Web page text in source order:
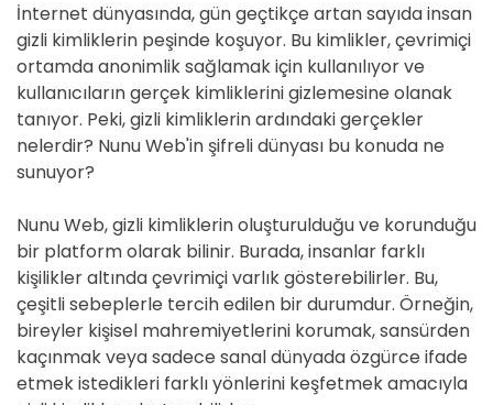
İnternet dünyasında, gün geçtikçe artan sayıda insan
gizli kimliklerin peşinde koşuyor. Bu kimlikler, çevrimiçi
ortamda anonimlik sağlamak için kullanılıyor ve
kullanıcıların gerçek kimliklerini gizlemesine olanak
tanıyor. Peki, gizli kimliklerin ardındaki gerçekler
nelerdir? Nunu Web'in şifreli dünyası bu konuda ne
sunuyor?
Nunu Web, gizli kimliklerin oluşturulduğu ve korunduğu
bir platform olarak bilinir. Burada, insanlar farklı
kişilikler altında çevrimiçi varlık gösterebilirler. Bu,
çeşitli sebeplerle tercih edilen bir durumdur. Örneğin,
bireyler kişisel mahremiyetlerini korumak, sansürden
kaçınmak veya sadece sanal dünyada özgürce ifade
etmek istedikleri farklı yönlerini keşfetmek amacıyla